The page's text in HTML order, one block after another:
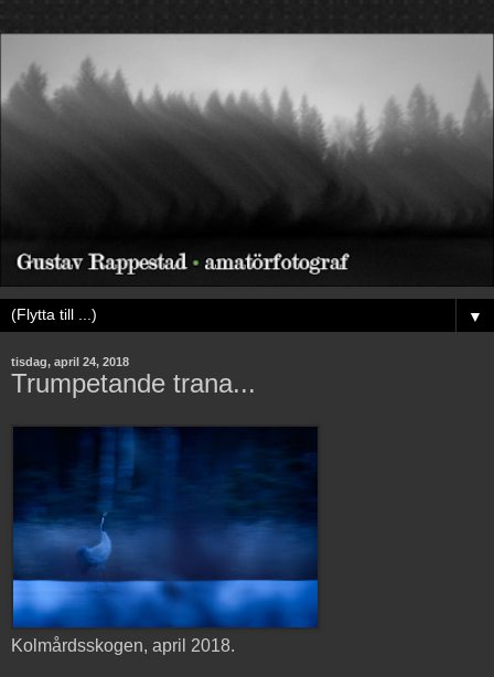
▼
tisdag, april 24, 2018
Trumpetande trana...
Kolmårdsskogen, april 2018.